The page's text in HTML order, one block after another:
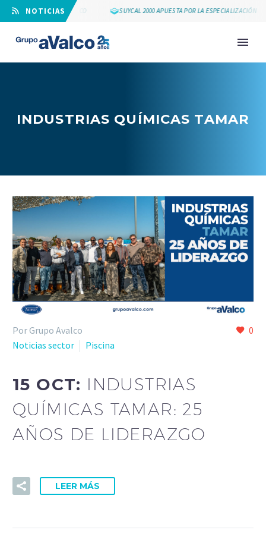
⠀NOTICIAS
25 AÑOS DE GRUPO AVALCO SUYCAL 2000 APUESTA POR LA ESPECIALIZACIÓN
NOVEDAD
INDUSTRIAS QUÍMICAS TAMAR
0
Por Grupo Avalco
Noticias sector
Piscina
15 OCT: INDUSTRIAS
QUÍMICAS TAMAR: 25
AÑOS DE LIDERAZGO
LEER MÁS